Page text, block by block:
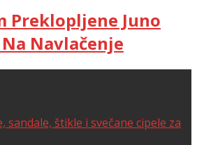
Preklopljene Juno
Navlačenje
sandale, štikle i svečane cipele za